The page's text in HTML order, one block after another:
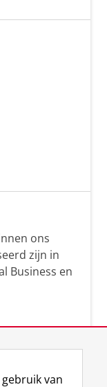
ons
zijn in
Business en
hun van